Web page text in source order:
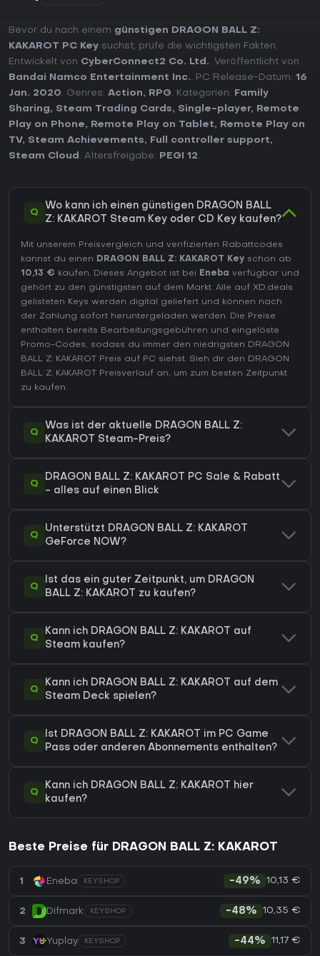
Bevor du nach einem günstigen DRAGON BALL Z:
KAKAROT PC Key suchst, prüfe die wichtigsten Fakten.
Entwickelt von CyberConnect2 Co. Ltd.. Veröffentlicht von
Bandai Namco Entertainment Inc.. PC Release-Datum: 16
Jan. 2020. Genres: Action, RPG. Kategorien:
Family
Sharing, Steam Trading Cards, Single-player,
Remote
Play on Phone, Remote Play on Tablet,
Remote Play on
TV, Steam Achievements, Full controller support,
Steam Cloud . Altersfreigabe: PEGI 12.
Q
Wo kann ich einen günstigen DRAGON BALL
Z: KAKAROT Steam Key oder CD Key kaufen?
Mit unserem Preisvergleich und verifizierten Rabattcodes
kannst du einen DRAGON BALL Z: KAKAROT Key schon ab
10,13 € kaufen. Dieses Angebot ist bei Eneba verfügbar und
gehört zu den günstigsten auf dem Markt. Alle auf XD.deals
gelisteten Keys werden digital geliefert und können nach
der Zahlung sofort heruntergeladen werden. Die Preise
enthalten bereits Bearbeitungsgebühren und eingelöste
Promo-Codes, sodass du immer den niedrigsten DRAGON
BALL Z: KAKAROT Preis auf PC siehst. Sieh dir den DRAGON
BALL Z: KAKAROT Preisverlauf an, um zum besten Zeitpunkt
zu kaufen.
Q
Was ist der aktuelle DRAGON BALL Z:
KAKAROT Steam-Preis?
Q
DRAGON BALL Z: KAKAROT PC Sale & Rabatt
- alles auf einen Blick
Q
Unterstützt DRAGON BALL Z: KAKAROT
GeForce NOW?
Q
Ist das ein guter Zeitpunkt, um DRAGON
BALL Z: KAKAROT zu kaufen?
Q
Kann ich DRAGON BALL Z: KAKAROT auf
Steam kaufen?
Q
Kann ich DRAGON BALL Z: KAKAROT auf dem
Steam Deck spielen?
Q
Ist DRAGON BALL Z: KAKAROT im PC Game
Pass oder anderen Abonnements enthalten?
Q
Kann ich DRAGON BALL Z: KAKAROT hier
kaufen?
Beste Preise für DRAGON BALL Z: KAKAROT
1 Eneba KEYSHOP -49% 10,13 €
2 Difmark KEYSHOP -48% 10,35 €
3 Yuplay KEYSHOP -44% 11,17 €